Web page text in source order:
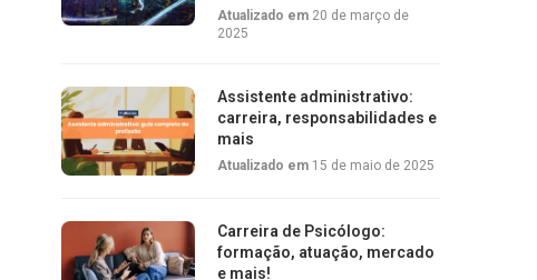
Atualizado em 20 de março de
2025
Assistente administrativo:
carreira, responsabilidades e
mais
Atualizado em 15 de maio de 2025
Carreira de Psicólogo:
formação, atuação, mercado
e mais!